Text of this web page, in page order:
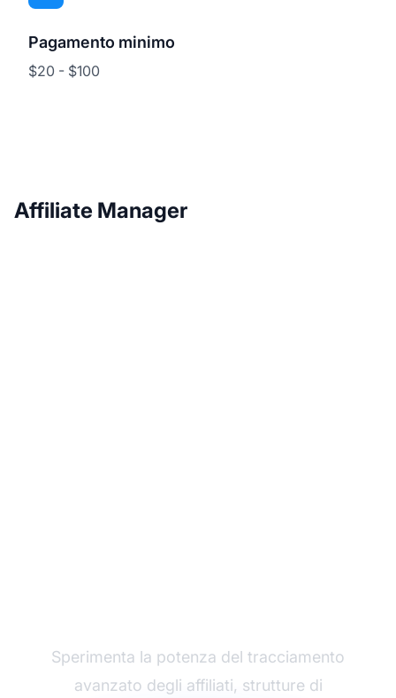
Pagamento minimo
$20 - $100
Affiliate Manager
Sperimenta la potenza del tracciamento
avanzato degli affiliati, strutture di